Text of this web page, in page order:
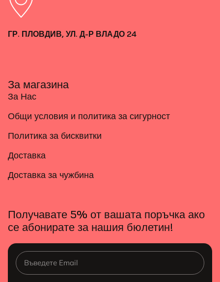
ГР. ПЛОВДИВ, УЛ. Д-Р ВЛАДО 24
За магазина
За Нас
Общи условия и политика за сигурност
Политика за бисквитки
Доставка
Доставка за чужбина
Получавате 5% от вашата поръчка ако
се абонирате за нашия бюлетин!